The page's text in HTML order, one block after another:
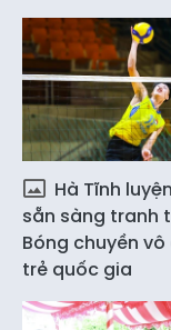
Hà Tĩnh
sẵn sàng tranh
Bóng chuyền
trẻ quốc gia